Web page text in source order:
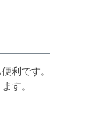
利です。
す。